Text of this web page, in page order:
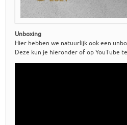
Unboxing
Hier hebben we natuurlijk ook een
Deze kun je hieronder of op YouTube